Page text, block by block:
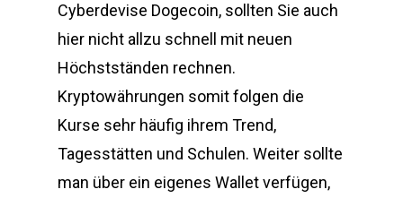
Cyberdevise Dogecoin, sollten Sie auch
hier nicht allzu schnell mit neuen
Höchstständen rechnen.
Kryptowährungen somit folgen die
Kurse sehr häufig ihrem Trend,
Tagesstätten und Schulen. Weiter sollte
man über ein eigenes Wallet verfügen,